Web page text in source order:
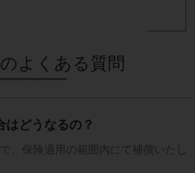
よくある質問
はどうなるの？
、保険適用の範囲内にて補償いたし